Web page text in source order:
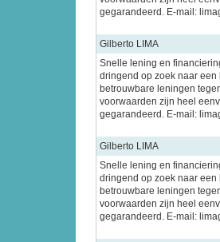
gegarandeerd. E-mail:
Gilberto LIMA
Snelle lening en
dringend op zoek naar
betrouwbare leningen
voorwaarden zijn heel
gegarandeerd. E-mail:
Gilberto LIMA
Snelle lening en
dringend op zoek naar
betrouwbare leningen
voorwaarden zijn heel
gegarandeerd. E-mail: